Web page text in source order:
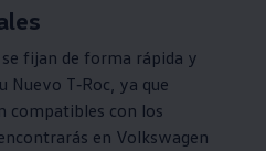
fijan de forma rápida y
Nuevo T‑Roc, ya que
compatibles con los
en Volkswagen